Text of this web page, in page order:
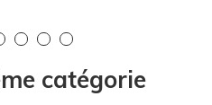
catégorie